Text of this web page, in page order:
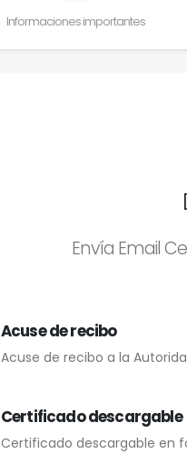
Informaciones importantes
Envía Email
Acuse de recibo
Acuse de recibo a la
Certificado descargable
Certificado descargable en